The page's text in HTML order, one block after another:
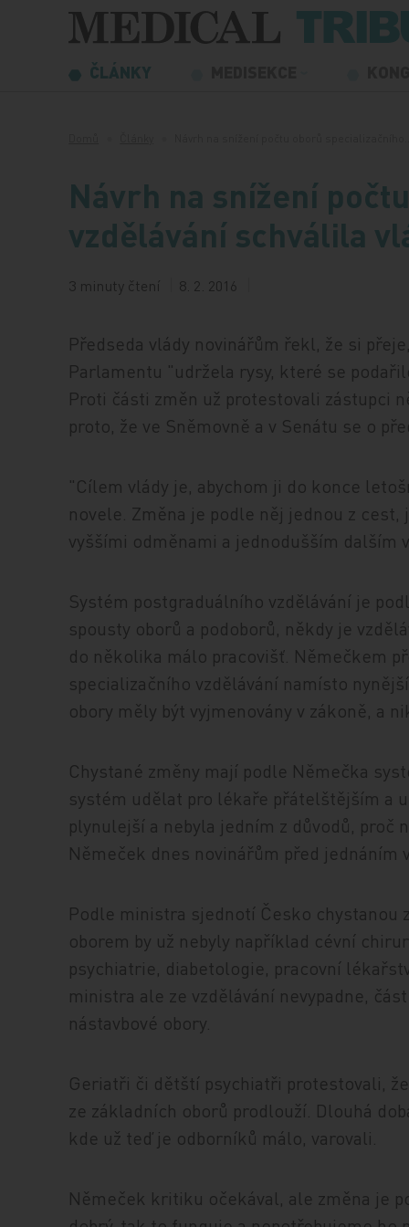
Přeskočit na obsah
ČLÁNKY
Návrh na snížení
vzdělávání schválila
3 minuty čtení 8. 2. 2016
Předseda vlády novinářům řekl, že si
Parlamentu "udržela rysy, které se
Proti části změn už protestovali zástupci
proto, že ve Sněmovně a v Senátu se o
"Cílem vlády je, abychom ji do konce
novele. Změna je podle něj jednou z
vyššími odměnami a jednodušším dalším
Systém postgraduálního vzdělávání je
spousty oborů a podoborů, někdy je
do několika málo pracovišť. Němečkem
specializačního vzdělávání namísto
obory měly být vyjmenovány v zákoně, a
Chystané změny mají podle Němečka
systém udělat pro lékaře přátelštějším a
plynulejší a nebyla jedním z důvodů, proč
Němeček dnes novinářům před jednáním
Podle ministra sjednotí Česko chystanou
oborem by už nebyly například cévní
psychiatrie, diabetologie, pracovní
ministra ale ze vzdělávání nevypadne,
nástavbové obory.
Geriatři či dětští psychiatři protestovali,
ze základních oborů prodlouží. Dlouhá
kde už teď je odborníků málo, varovali.
Němeček kritiku očekával, ale změna je